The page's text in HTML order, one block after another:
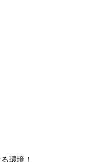
環境！